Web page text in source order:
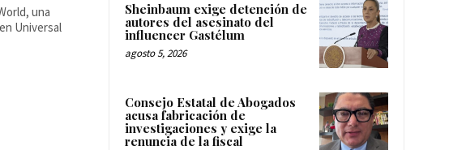
una
Universal
Sheinbaum exige detención de
autores del asesinato del
influencer Gastélum
agosto 5, 2026
Consejo Estatal de Abogados
acusa fabricación de
investigaciones y exige la
renuncia de la fiscal